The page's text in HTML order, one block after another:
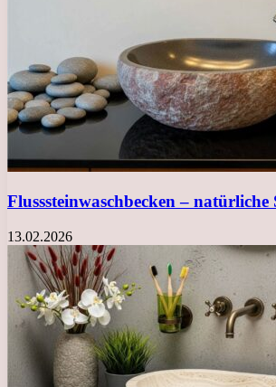
Flusssteinwaschbecken –
13.02.2026